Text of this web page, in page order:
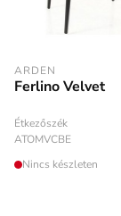
ARDEN
Ferlino Velvet
Étkezőszék
ATOMVCBE
Nincs készleten